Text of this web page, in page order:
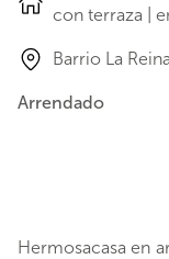
con terraza |
Barrio La
Arrendado
Hermosacasa en